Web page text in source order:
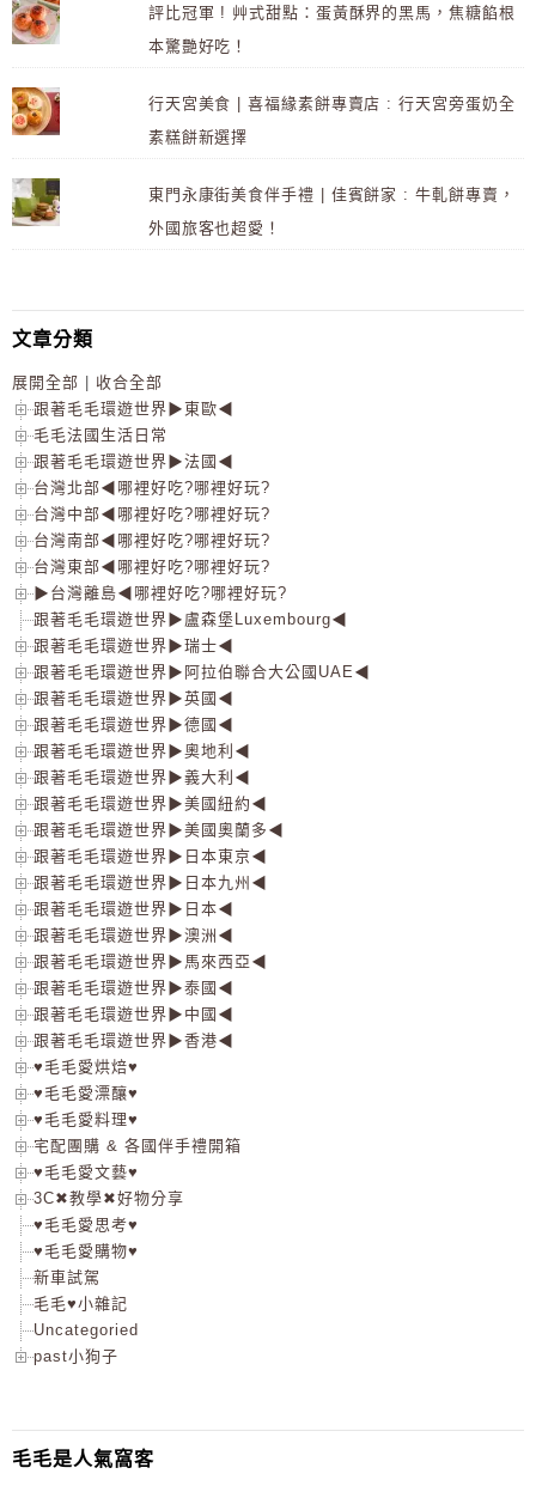
評比冠軍 ! 艸式甜點：蛋黃酥界的黑馬，焦糖餡根
本驚艷好吃！
行天宮美食 | 喜福緣素餅專賣店 : 行天宮旁蛋奶全
素糕餅新選擇
東門永康街美食伴手禮 | 佳賓餅家 : 牛軋餅專賣，
外國旅客也超愛！
文章分類
展開全部
收合全部
跟著毛毛環遊世界▶東歐◀
毛毛法國生活日常
跟著毛毛環遊世界▶法國◀
台灣北部◀哪裡好吃?哪裡好玩?
台灣中部◀哪裡好吃?哪裡好玩?
台灣南部◀哪裡好吃?哪裡好玩?
台灣東部◀哪裡好吃?哪裡好玩?
▶台灣離島◀哪裡好吃?哪裡好玩?
跟著毛毛環遊世界▶盧森堡Luxembourg◀
跟著毛毛環遊世界▶瑞士◀
跟著毛毛環遊世界▶阿拉伯聯合大公國UAE◀
跟著毛毛環遊世界▶英國◀
跟著毛毛環遊世界▶德國◀
跟著毛毛環遊世界▶奧地利◀
跟著毛毛環遊世界▶義大利◀
跟著毛毛環遊世界▶美國紐約◀
跟著毛毛環遊世界▶美國奧蘭多◀
跟著毛毛環遊世界▶日本東京◀
跟著毛毛環遊世界▶日本九州◀
跟著毛毛環遊世界▶日本◀
跟著毛毛環遊世界▶澳洲◀
跟著毛毛環遊世界▶馬來西亞◀
跟著毛毛環遊世界▶泰國◀
跟著毛毛環遊世界▶中國◀
跟著毛毛環遊世界▶香港◀
♥毛毛愛烘焙♥
♥毛毛愛漂釀♥
♥毛毛愛料理♥
宅配團購 & 各國伴手禮開箱
♥毛毛愛文藝♥
3C✖教學✖好物分享
♥毛毛愛思考♥
♥毛毛愛購物♥
新車試駕
毛毛♥小雜記
Uncategoried
past小狗子
毛毛是人氣窩客